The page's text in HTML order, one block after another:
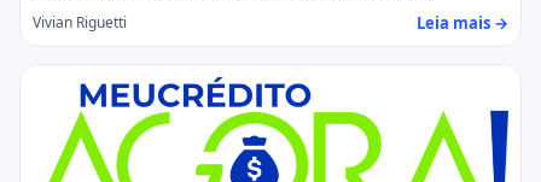
Vivian Riguetti Leia mais →